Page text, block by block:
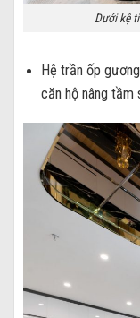
Dưới kệ
Hệ trần ốp
căn hộ nâng tầm